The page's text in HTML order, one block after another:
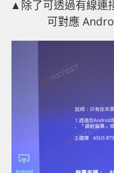
▲除了可透過有線連
可對應